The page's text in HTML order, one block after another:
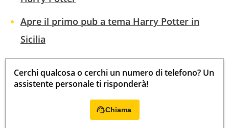
Apre il primo pub a tema Harry Potter in
Sicilia
Cerchi qualcosa o cerchi un numero di telefono? Un
assistente personale ti risponderà!
Chiama